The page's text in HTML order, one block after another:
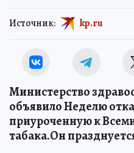
Источник: kp.ru
Министерство
объявило Неделю
приуроченную к
табака.Он